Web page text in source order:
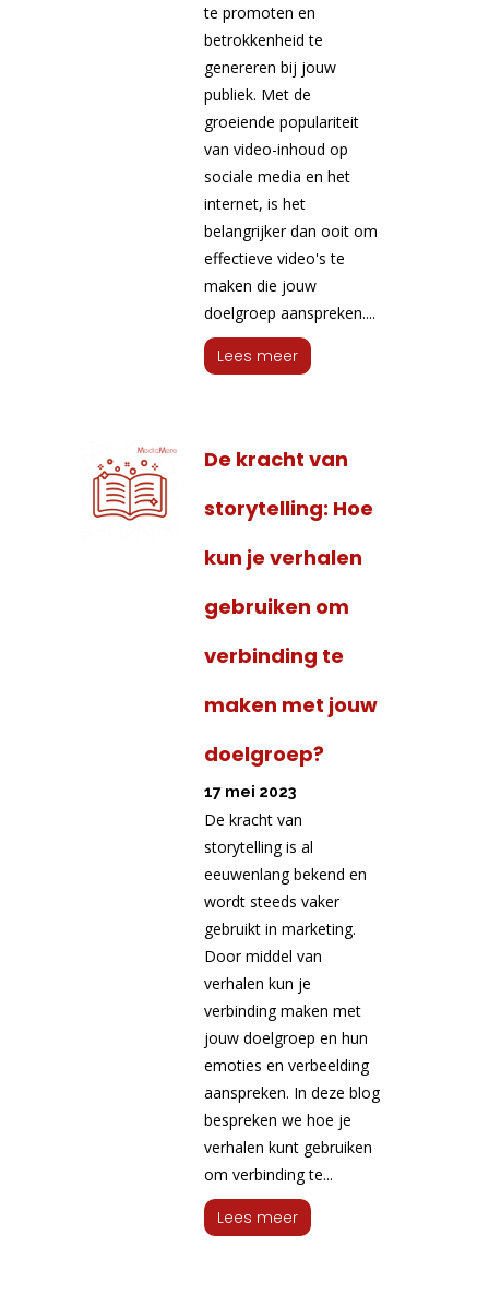
te promoten en
betrokkenheid te
genereren bij jouw
publiek. Met de
groeiende populariteit
van video-inhoud op
sociale media en het
internet, is het
belangrijker dan ooit om
effectieve video's te
maken die jouw
doelgroep aanspreken....
Lees meer
De kracht van
storytelling: Hoe
kun je verhalen
gebruiken om
verbinding te
maken met jouw
doelgroep?
17 mei 2023
De kracht van
storytelling is al
eeuwenlang bekend en
wordt steeds vaker
gebruikt in marketing.
Door middel van
verhalen kun je
verbinding maken met
jouw doelgroep en hun
emoties en verbeelding
aanspreken. In deze blog
bespreken we hoe je
verhalen kunt gebruiken
om verbinding te...
Lees meer